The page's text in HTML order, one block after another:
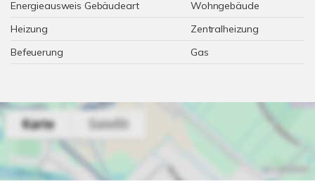
Energieausweis Gebäudeart
Wohngebäude
Heizung
Zentralheizung
Befeuerung
Gas